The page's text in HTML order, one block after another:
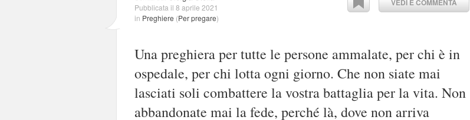
VEDI E COMMENTA
Pubblicata il 8 aprile 2021
in Preghiere (Per pregare)
Una preghiera per tutte le persone ammalate, per chi è in
ospedale, per chi lotta ogni giorno. Che non siate mai
lasciati soli combattere la vostra battaglia per la vita. Non
abbandonate mai la fede, perché là, dove non arriva